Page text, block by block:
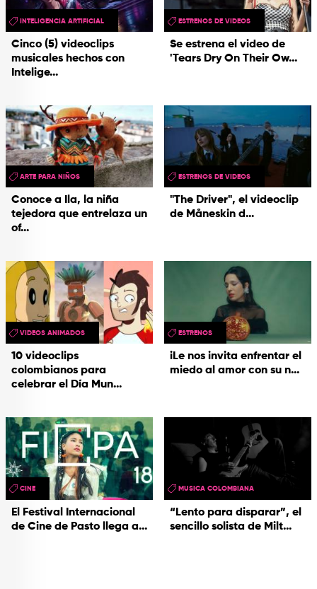
Cinco (5) videoclips
musicales hechos con
Intelige...
INTELIGENCIA ARTIFICIAL
Se estrena el video de
'Tears Dry On Their Ow...
ESTRENOS DE VIDEOS
Conoce a Ila, la niña
tejedora que entrelaza un
of...
ARTE PARA NIÑOS
"The Driver", el videoclip
de Måneskin d...
ESTRENOS DE VIDEOS
10 videoclips
colombianos para
celebrar el Día Mun...
VIDEOS ANIMADOS
iLe nos invita enfrentar el
miedo al amor con su n...
ESTRENOS
El Festival Internacional
de Cine de Pasto llega a...
CINE
“Lento para disparar”, el
sencillo solista de Milt...
MUSICA COLOMBIANA